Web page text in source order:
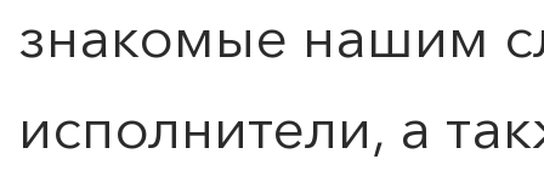
знакомые нашим
исполнители, а